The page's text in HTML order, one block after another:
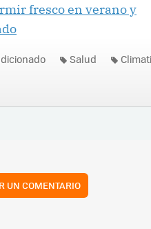
fresco en verano y
Salud
UN COMENTARIO